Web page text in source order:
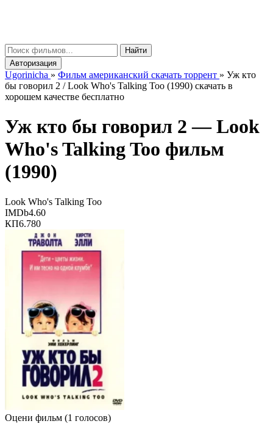
Найти
Авторизация
Ugorinicha » Фильм американский скачать торрент » Уж кто
бы говорил 2 / Look Who's Talking Too (1990) скачать в
хорошем качестве бесплатно
Уж кто бы говорил 2 —Look
Who's Talking Too фильм
(1990)
Look Who's Talking Too
IMDb4.60
КП6.780
Оцени фильм (1 голосов)